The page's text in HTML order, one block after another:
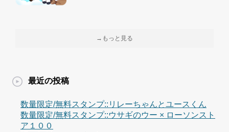
→もっと見る
最近の投稿
数量限定/無料スタンプ::リレーちゃんとユースくん
数量限定/無料スタンプ::ウサギのウー × ローソンスト
ア１００